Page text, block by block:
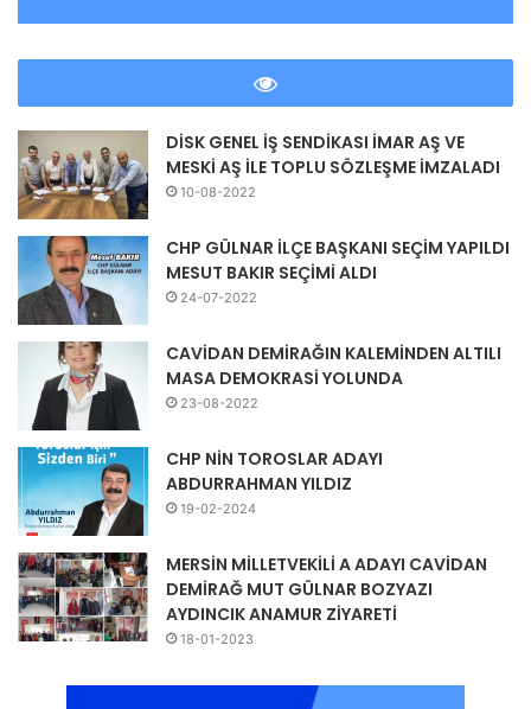
DİSK GENEL İŞ SENDİKASI İMAR AŞ VE
MESKİ AŞ İLE TOPLU SÖZLEŞME İMZALADI
10-08-2022
CHP GÜLNAR İLÇE BAŞKANI SEÇİM YAPILDI
MESUT BAKIR SEÇİMİ ALDI
24-07-2022
CAVİDAN DEMİRAĞIN KALEMİNDEN ALTILI
MASA DEMOKRASİ YOLUNDA
23-08-2022
CHP NİN TOROSLAR ADAYI
ABDURRAHMAN YILDIZ
19-02-2024
MERSİN MİLLETVEKİLİ A ADAYI CAVİDAN
DEMİRAĞ MUT GÜLNAR BOZYAZI
AYDINCIK ANAMUR ZİYARETİ
18-01-2023